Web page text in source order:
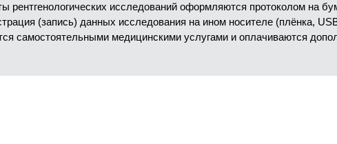
рентгенологических исследований оформляются протоколом на
(запись) данных исследования на ином носителе (плёнка,
самостоятельными медицинскими услугами и оплачиваются